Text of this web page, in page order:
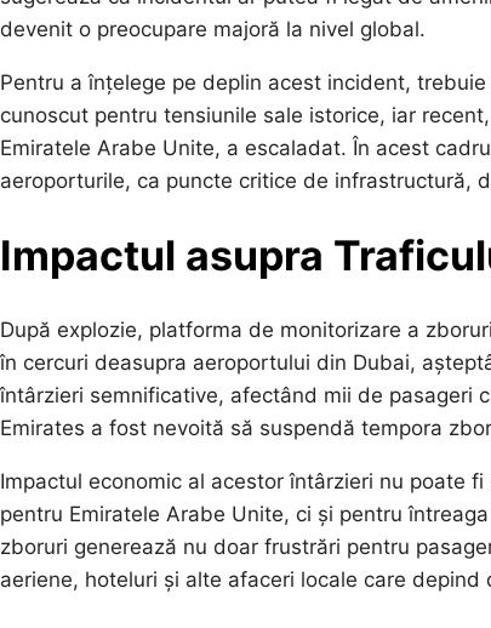
devenit o preocupare majoră la nivel global.
Pentru a înțelege pe deplin acest incident,
cunoscut pentru tensiunile sale istorice, iar
Emiratele Arabe Unite, a escaladat. În acest
aeroporturile, ca puncte critice de infrastructură,
Impactul asupra
După explozie, platforma de monitorizare a
în cercuri deasupra aeroportului din Dubai,
întârzieri semnificative, afectând mii de pasageri
Emirates a fost nevoită să suspendă tempora
Impactul economic al acestor întârzieri nu poate
pentru Emiratele Arabe Unite, ci și pentru
zboruri generează nu doar frustrări pentru
aeriene, hoteluri și alte afaceri locale care depind